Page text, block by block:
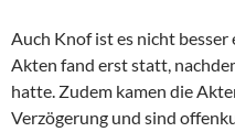
Auch Knof ist es nicht besser
Akten fand erst statt,
hatte. Zudem kamen die
Verzögerung und sind